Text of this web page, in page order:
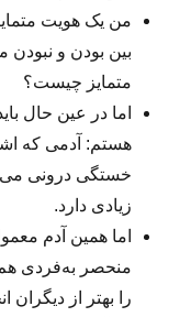
من یک هویت
بین بودن و نبودن
متمایز چیست؟
اما در عین حال
هستم: آدمی که
خستگی درونی
زیادی دارد.
اما همین آدم
منحصر به‌فردی هم
را بهتر از